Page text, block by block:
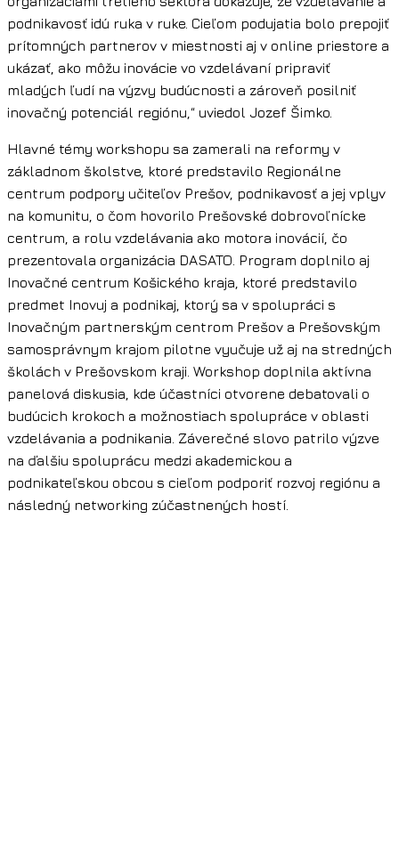
podnikavosť idú ruka v ruke. Cieľom podujatia bolo prepojiť
prítomných partnerov v miestnosti aj v online priestore a
ukázať, ako môžu inovácie vo vzdelávaní pripraviť
mladých ľudí na výzvy budúcnosti a zároveň posilniť
inovačný potenciál regiónu,“ uviedol Jozef Šimko.
Hlavné témy workshopu sa zamerali na reformy v
základnom školstve, ktoré predstavilo Regionálne
centrum podpory učiteľov Prešov, podnikavosť a jej vplyv
na komunitu, o čom hovorilo Prešovské dobrovoľnícke
centrum, a rolu vzdelávania ako motora inovácií, čo
prezentovala organizácia DASATO. Program doplnilo aj
Inovačné centrum Košického kraja, ktoré predstavilo
predmet Inovuj a podnikaj, ktorý sa v spolupráci s
Inovačným partnerským centrom Prešov a Prešovským
samosprávnym krajom pilotne vyučuje už aj na stredných
školách v Prešovskom kraji. Workshop doplnila aktívna
panelová diskusia, kde účastníci otvorene debatovali o
budúcich krokoch a možnostiach spolupráce v oblasti
vzdelávania a podnikania. Záverečné slovo patrilo výzve
na ďalšiu spoluprácu medzi akademickou a
podnikateľskou obcou s cieľom podporiť rozvoj regiónu a
následný networking zúčastnených hostí.